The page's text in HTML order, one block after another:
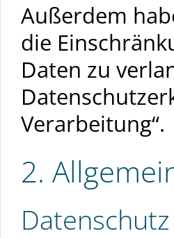
Außerdem
die
Daten zu
Verarbeitung“.
2.
Datenschutz